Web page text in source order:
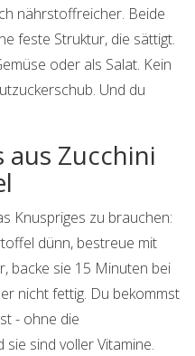
nährstoffreicher. Beide
feste Struktur, die sättigt.
oder als Salat. Kein
Und du
aus Zucchini
Knuspriges zu brauchen:
dünn, bestreue mit
backe sie 15 Minuten bei
nicht fettig. Du bekommst
- ohne die
sind voller Vitamine.